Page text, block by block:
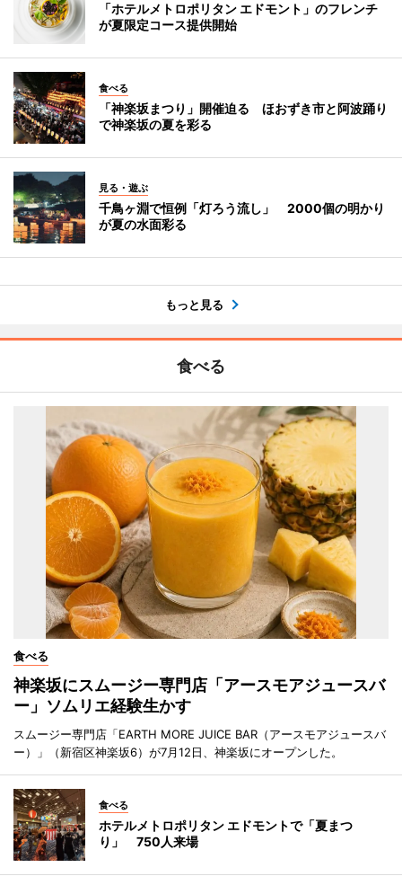
「ホテルメトロポリタン エドモント」のフレンチ
が夏限定コース提供開始
食べる
「神楽坂まつり」開催迫る ほおずき市と阿波踊り
で神楽坂の夏を彩る
見る・遊ぶ
千鳥ヶ淵で恒例「灯ろう流し」 2000個の明かり
が夏の水面彩る
もっと見る
食べる
食べる
神楽坂にスムージー専門店「アースモアジュースバ
ー」ソムリエ経験生かす
スムージー専門店「EARTH MORE JUICE BAR（アースモアジュースバ
ー）」（新宿区神楽坂6）が7月12日、神楽坂にオープンした。
食べる
ホテルメトロポリタン エドモントで「夏まつ
り」 750人来場